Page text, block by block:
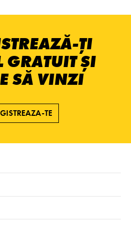
ȚI
GRATUIT ȘI
SĂ VINZI
TE